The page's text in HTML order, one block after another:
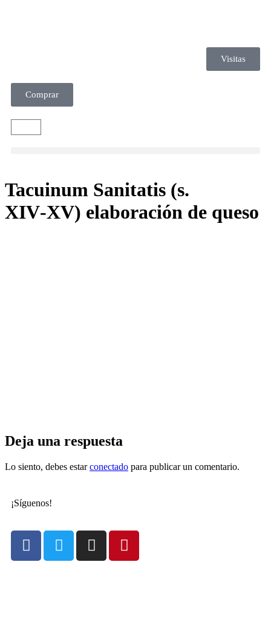
Visitas
Comprar
Tacuinum Sanitatis (s.
XIV‑XV) elaboración de queso
Deja una respuesta
Lo siento, debes estarconectado para publicar un comentario.
¡Síguenos!